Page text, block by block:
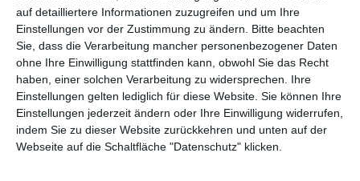
auf detailliertere Informationen zuzugreifen und um Ihre
Einstellungen vor der Zustimmung zu ändern. Bitte beachten
Sie, dass die Verarbeitung mancher personenbezogener Daten
ohne Ihre Einwilligung stattfinden kann, obwohl Sie das Recht
haben, einer solchen Verarbeitung zu widersprechen. Ihre
Einstellungen gelten lediglich für diese Website. Sie können Ihre
Einstellungen jederzeit ändern oder Ihre Einwilligung widerrufen,
indem Sie zu dieser Website zurückkehren und unten auf der
Webseite auf die Schaltfläche "Datenschutz" klicken.